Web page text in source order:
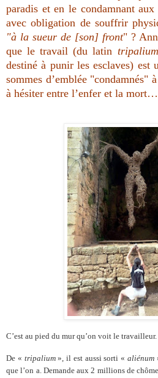
paradis et en le condamnant
avec obligation de souffrir
"à la sueur de [son] front" ?
que le travail (du latin tripalium
destiné à punir les esclaves) est
sommes d’emblée "condamnés"
à hésiter entre l’enfer et la mort…
C’est au pied du mur qu’on voit le
De « tripalium», il est aussi sorti « aliénum
que l’on a. Demande aux 2 millions de